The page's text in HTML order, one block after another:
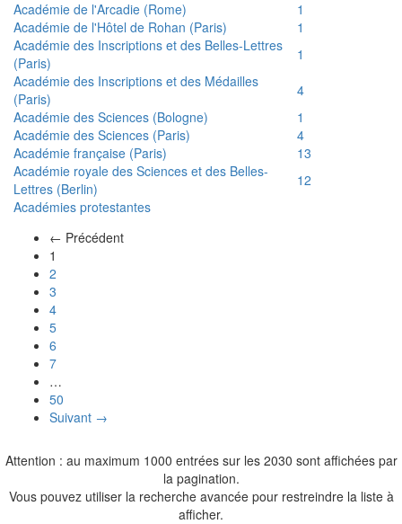
Académie de l'Arcadie (Rome)
1
Académie de l'Hôtel de Rohan (Paris)
1
Académie des Inscriptions et des Belles-Lettres
(Paris)
1
Académie des Inscriptions et des Médailles
(Paris)
4
Académie des Sciences (Bologne)
1
Académie des Sciences (Paris)
4
Académie française (Paris)
13
Académie royale des Sciences et des Belles-
Lettres (Berlin)
12
Académies protestantes
← Précédent
1
2
3
4
5
6
7
…
50
Suivant →
Attention : au maximum 1000 entrées sur les 2030 sont affichées par
la pagination.
Vous pouvez utiliser la recherche avancée pour restreindre la liste à
afficher.